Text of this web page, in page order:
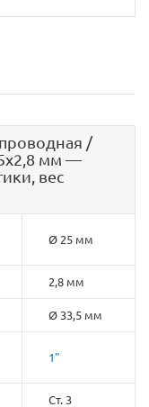
/
мм —
вес
Ø 25 мм
2,8 мм
Ø 33,5 мм
1"
Ст. 3